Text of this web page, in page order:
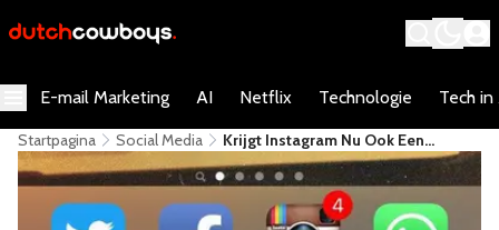
E-mail Marketing AI Netflix Technologie Tech in
Startpagina Social Media
Krijgt Instagram Nu Ook Een
Notificatieteller?